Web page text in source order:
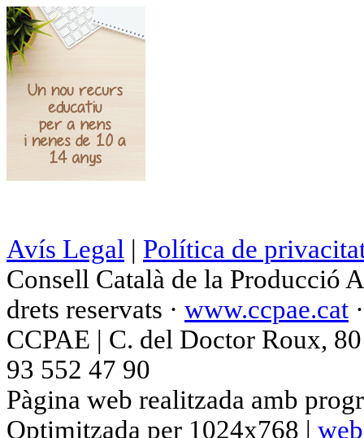
Avís Legal | Política de
Consell Català de la Producció
drets reservats · www.ccpae.cat
CCPAE | C. del Doctor Roux,
93 552 47 90
Pàgina web realitzada amb
Optimitzada per 1024x768 |